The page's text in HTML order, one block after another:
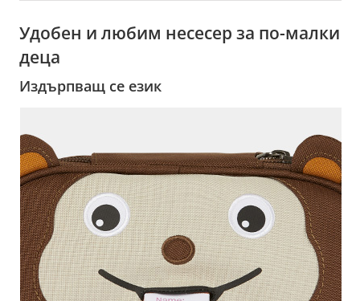
Удобен и любим несесер за по-малки
деца
Издърпващ се език